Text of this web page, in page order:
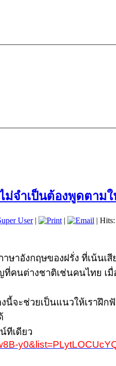
ม่จำเป็นต้องพูดตามใ
User| | |
งกฤษของฝรั่ง ที่เน้นเสีย
ที่คนต่างชาติเช่นคนไทย เ
ะช่วยเป็นแนวให้เราฝึก
เดียว